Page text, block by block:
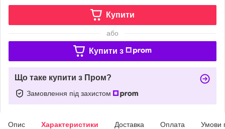
Купити
або
Купити з
Що таке купити з Пром?
Замовлення під захистом
Опис Характеристики Доставка Оплата Умови